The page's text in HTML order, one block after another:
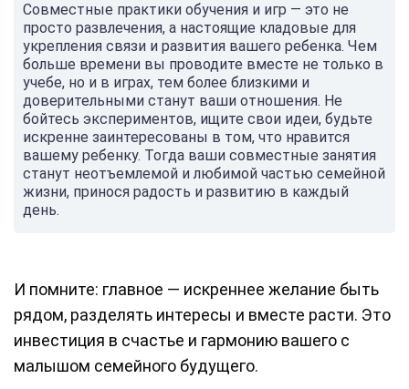
Совместные практики обучения и игр — это не
просто развлечения, а настоящие кладовые для
укрепления связи и развития вашего ребенка. Чем
больше времени вы проводите вместе не только в
учебе, но и в играх, тем более близкими и
доверительными станут ваши отношения. Не
бойтесь экспериментов, ищите свои идеи, будьте
искренне заинтересованы в том, что нравится
вашему ребенку. Тогда ваши совместные занятия
станут неотъемлемой и любимой частью семейной
жизни, принося радость и развитию в каждый
день.
И помните: главное — искреннее желание быть
рядом, разделять интересы и вместе расти. Это
инвестиция в счастье и гармонию вашего с
малышом семейного будущего.